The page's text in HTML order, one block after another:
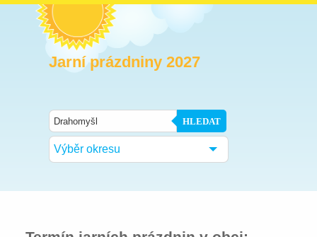
Jarní prázdniny 2027
HLEDAT
Výběr okresu